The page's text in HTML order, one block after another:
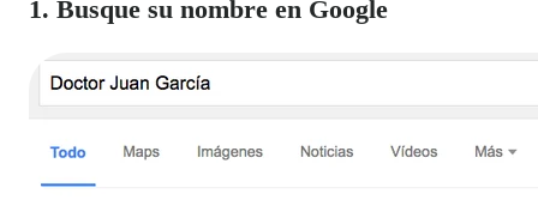
1. Busque su nombre en Google